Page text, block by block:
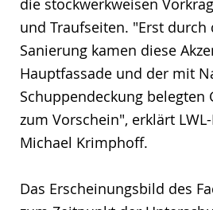
die stockwerkweisen
und Traufseiten. "Erst durch
Sanierung kamen diese
Hauptfassade und der mit
Schuppendeckung belegten
zum Vorschein", erklärt
Michael Krimphoff.
Das Erscheinungsbild des